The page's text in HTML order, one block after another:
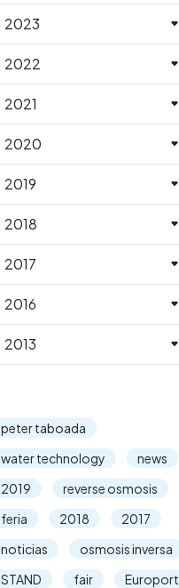
2023
2022
2021
2020
2019
2018
2017
2016
2013
peter taboada
water technology
news
2019
reverse osmosis
feria
2018
2017
noticias
osmosis inversa
STAND
fair
Europort